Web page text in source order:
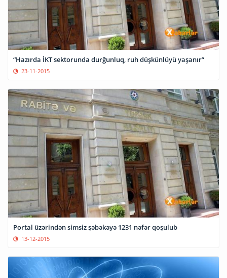
“Hazırda İKT sektorunda durğunluq, ruh düşkünlüyü yaşanır”
23-11-2015
Portal üzərindən simsiz şəbəkəyə 1231 nəfər qoşulub
13-12-2015